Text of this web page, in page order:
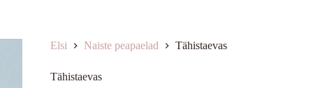
Elsi Naiste peapaelad Tähistaevas
Tähistaevas